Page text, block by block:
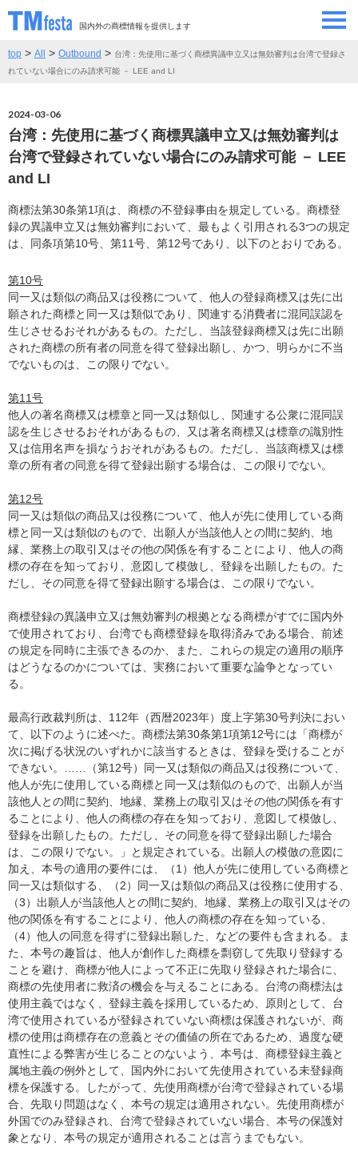
国内外の商標情報を提供します
SEMINAR/EVENT
CONTRIBUTORS 情報提供者
top > All > Outbound > 台湾：先使用に基づく商標異議申立又は無効審判は台湾で登録さ
れていない場合にのみ請求可能 － LEE and LI
2024-03-06
台湾：先使用に基づく商標異議申立又は無効審判は
台湾で登録されていない場合にのみ請求可能 － LEE
and LI
商標法第30条第1項は、商標の不登録事由を規定している。商標登
録の異議申立又は無効審判において、最もよく引用される3つの規定
は、同条項第10号、第11号、第12号であり、以下のとおりである。
第10号
同一又は類似の商品又は役務について、他人の登録商標又は先に出
願された商標と同一又は類似であり、関連する消費者に混同誤認を
生じさせるおそれがあるもの。ただし、当該登録商標又は先に出願
された商標の所有者の同意を得て登録出願し、かつ、明らかに不当
でないものは、この限りでない。
第11号
他人の著名商標又は標章と同一又は類似し、関連する公衆に混同誤
認を生じさせるおそれがあるもの、又は著名商標又は標章の識別性
又は信用名声を損なうおそれがあるもの。ただし、当該商標又は標
章の所有者の同意を得て登録出願する場合は、この限りでない。
第12号
同一又は類似の商品又は役務について、他人が先に使用している商
標と同一又は類似のもので、出願人が当該他人との間に契約、地
縁、業務上の取引又はその他の関係を有することにより、他人の商
標の存在を知っており、意図して模倣し、登録を出願したもの。た
だし、その同意を得て登録出願する場合は、この限りでない。
商標登録の異議申立又は無効審判の根拠となる商標がすでに国内外
で使用されており、台湾でも商標登録を取得済みである場合、前述
の規定を同時に主張できるのか、また、これらの規定の適用の順序
はどうなるのかについては、実務において重要な論争となってい
る。
最高行政裁判所は、112年（西暦2023年）度上字第30号判決におい
て、以下のように述べた。商標法第30条第1項第12号には「商標が
次に掲げる状況のいずれかに該当するときは、登録を受けることが
できない。……（第12号）同一又は類似の商品又は役務について、
他人が先に使用している商標と同一又は類似のもので、出願人が当
該他人との間に契約、地縁、業務上の取引又はその他の関係を有す
ることにより、他人の商標の存在を知っており、意図して模倣し、
登録を出願したもの。ただし、その同意を得て登録出願した場合
は、この限りでない。」と規定されている。出願人の模倣の意図に
加え、本号の適用の要件には、（1）他人が先に使用している商標と
同一又は類似する、（2）同一又は類似の商品又は役務に使用する、
（3）出願人が当該他人との間に契約、地縁、業務上の取引又はその
他の関係を有することにより、他人の商標の存在を知っている、
（4）他人の同意を得ずに登録出願した、などの要件も含まれる。ま
た、本号の趣旨は、他人が創作した商標を剽窃して先取り登録する
ことを避け、商標が他人によって不正に先取り登録された場合に、
商標の先使用者に救済の機会を与えることにある。台湾の商標法は
使用主義ではなく、登録主義を採用しているため、原則として、台
湾で使用されているが登録されていない商標は保護されないが、商
標の使用は商標存在の意義とその価値の所在であるため、過度な硬
直性による弊害が生じることのないよう、本号は、商標登録主義と
属地主義の例外として、国内外において先使用されている未登録商
標を保護する。したがって、先使用商標が台湾で登録されている場
合、先取り問題はなく、本号の規定は適用されない。先使用商標が
外国でのみ登録され、台湾で登録されていない場合、本号の保護対
象となり、本号の規定が適用されることは言うまでもない。